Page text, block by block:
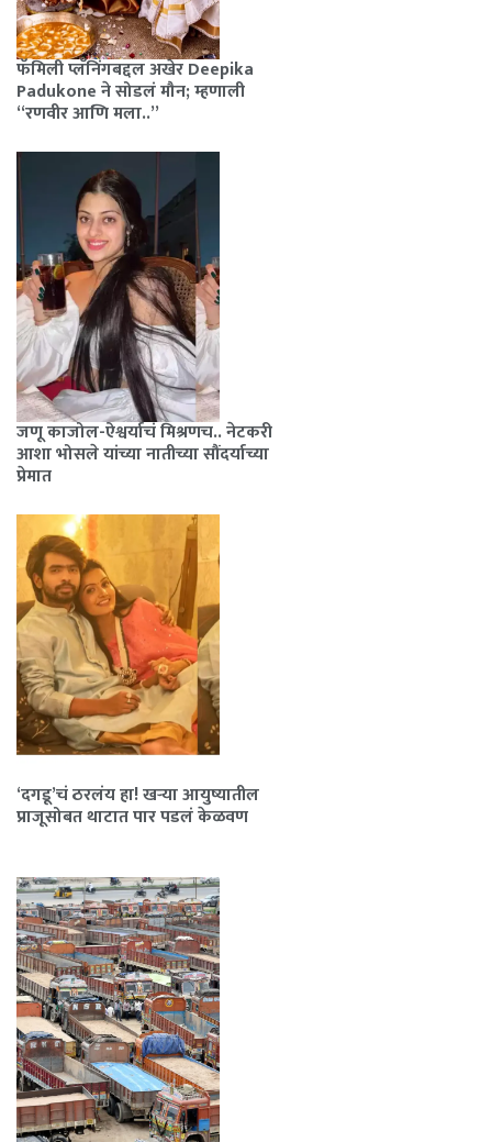
फॅमिली प्लॅनिंगबद्दल अखेर Deepika
Padukone ने सोडलं मौन; म्हणाली
“रणवीर आणि मला..”
जणू काजोल-ऐश्वर्याचं मिश्रणच.. नेटकरी
आशा भोसले यांच्या नातीच्या सौंदर्याच्या
प्रेमात
‘दगडू’चं ठरलंय हा! खऱ्या आयुष्यातील
प्राजूसोबत थाटात पार पडलं केळवण